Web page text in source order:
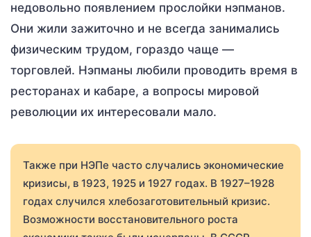
недовольно появлением прослойки нэпманов.
Они жили зажиточно и не всегда занимались
физическим трудом, гораздо чаще —
торговлей. Нэпманы любили проводить время в
ресторанах и кабаре, а вопросы мировой
революции их интересовали мало.
Также при НЭПе часто случались экономические
кризисы, в 1923, 1925 и 1927 годах. В 1927–1928
годах случился хлебозаготовительный кризис.
Возможности восстановительного роста